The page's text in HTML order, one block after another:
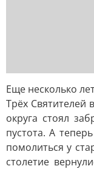
Еще несколько
Трёх Святителей
округа стоял
пустота. А
помолиться у
столетие